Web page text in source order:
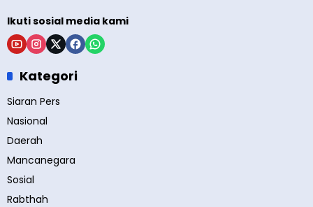
Ikuti sosial media kami
Kategori
Siaran Pers
Nasional
Daerah
Mancanegara
Sosial
Rabthah